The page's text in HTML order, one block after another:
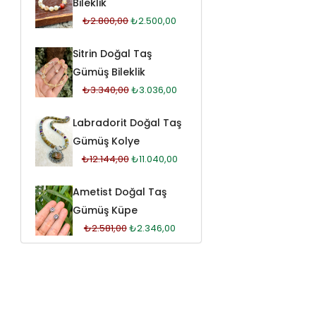
Bileklik
₺2.800,00₺2.500,00
Sitrin Doğal Taş
Gümüş Bileklik
₺3.340,00₺3.036,00
Labradorit Doğal Taş
Gümüş Kolye
₺12.144,00₺11.040,00
Ametist Doğal Taş
Gümüş Küpe
₺2.581,00₺2.346,00